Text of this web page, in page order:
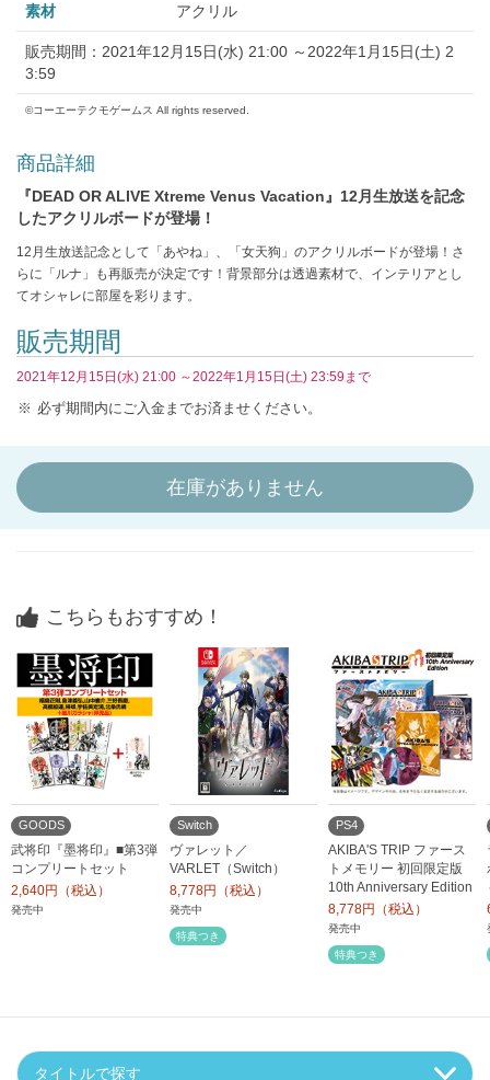
素材 アクリル
販売期間：2021年12月15日(水) 21:00 ～2022年1月15日(土) 2
3:59
©コーエーテクモゲームス All rights reserved.
商品詳細
『DEAD OR ALIVE Xtreme Venus Vacation』12月生放送を記念
したアクリルボードが登場！
12月生放送記念として「あやね」、「女天狗」のアクリルボードが登場！さ
らに「ルナ」も再販売が決定です！背景部分は透過素材で、インテリアとし
てオシャレに部屋を彩ります。
販売期間
2021年12月15日(水) 21:00 ～2022年1月15日(土) 23:59まで
必ず期間内にご入金までお済ませください。
在庫がありません
こちらもおすすめ！
GOODS
武将印『墨将印』■第3弾
コンプリートセット
2,640円（税込）
発売中
Switch
ヴァレット／
VARLET（Switch）
8,778円（税込）
発売中
特典つき
PS4
AKIBA'S TRIP ファース
トメモリー 初回限定版
10th Anniversary Edition
8,778円（税込）
発売中
特典つき
タイトルで探す